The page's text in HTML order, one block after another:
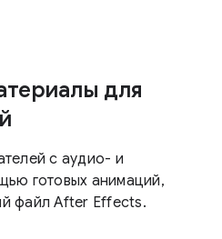
для
с аудио- и
готовых анимаций,
файл After Effects.